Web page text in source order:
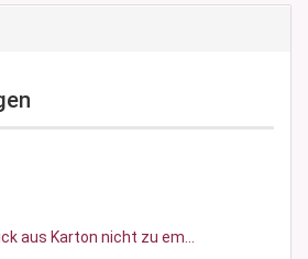
aus Karton nicht zu em...